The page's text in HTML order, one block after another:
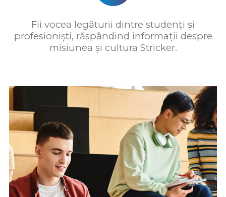
Fii vocea legăturii dintre studenți și
profesioniști, răspândind informații despre
misiunea și cultura Stricker.